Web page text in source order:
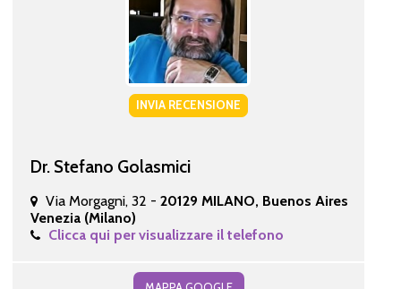
INVIA RECENSIONE
Dr. Stefano Golasmici
Via Morgagni, 32 - 20129 MILANO, Buenos Aires
Venezia (Milano)
Clicca qui per visualizzare il telefono